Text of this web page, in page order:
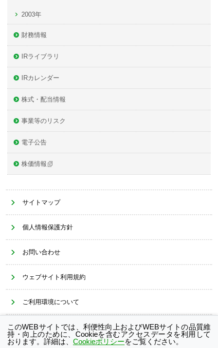
2003年
財務情報
IRライブラリ
IRカレンダー
株式・配当情報
事業等のリスク
電子公告
株価情報
サイトマップ
個人情報保護方針
お問い合わせ
ウェブサイト利用規約
ご利用環境について
Cookieポリシー
このWEBサイトでは、利便性向上およびWEBサイトの品質維
持・向上のために、Cookieを含むアクセスデータを利用して
おります。詳細は、 Cookieポリシーをご覧ください。